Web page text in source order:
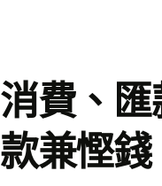
消費、
款兼慳錢